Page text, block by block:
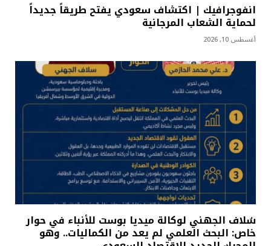
انفوجرافيك | اكتشاف سعودي يفتح طريقاً جديداً
لحماية الشعاب المرجانية
أغسطس 10, 2026
سُلاف الجهني لوكالة ميديا بوست للأنباء في حوار
خاص: البحث العلمي لم يعد من الكماليات.. وهو